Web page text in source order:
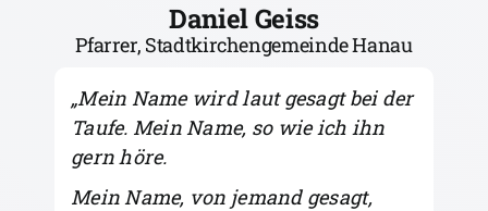
Daniel Geiss
Pfarrer, Stadtkirchengemeinde Hanau
„Mein Name wird laut gesagt bei der
Taufe. Mein Name, so wie ich ihn
gern höre.
Mein Name, von jemand gesagt,